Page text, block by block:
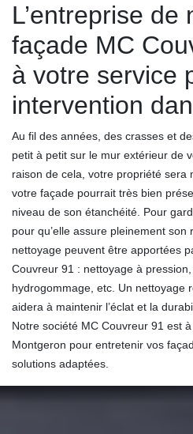
L’entreprise de
façade MC
à votre service
intervention
Au fil des années, des crasses et
petit à petit sur le mur extérieur de
raison de cela, votre propriété sera
votre façade pourrait très bien
niveau de son étanchéité. Pour
pour qu’elle assure pleinement
nettoyage peuvent être apportées
Couvreur 91 : nettoyage à
hydrogommage, etc. Un nettoyage
aidera à maintenir l’éclat et la
Notre société MC Couvreur 91 est
Montgeron pour entretenir vos
solutions adaptées.